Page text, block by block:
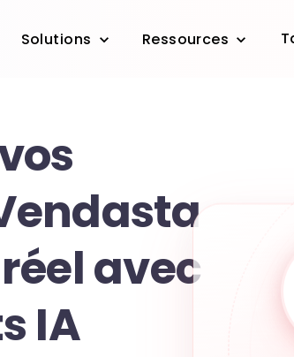
Solutions Ressources
avec
IA